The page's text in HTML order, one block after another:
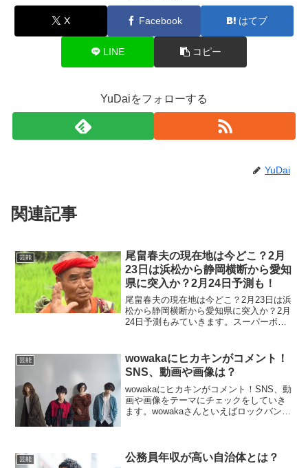
X Facebook はてブ
LINE コピー
YuDaiをフォローする
YuDai
関連記事
芸能
尾畠春夫の現在地は今どこ？2月
23日は浜松から静岡横断から愛知
県に突入か？2月24日予測も！
尾畠春夫の現在地は今どこ？2月23日は浜
松から静岡横断から愛知県に突入か？2月
24日予測もみていきます。スーパーボラ
で徒歩の旅に挑戦していますね。こちら
の尾畠さんの記事...
芸能
wowakaにヒカキンがコメント！
SNS、動画や画像は？
wowakaにヒカキンがコメント！SNS、動
画や画像をテーマにチェックをしていき
ます。wowakaさんといえばロックバンド
ことがわか...
芸能 公務員年収が高い自治体とは？